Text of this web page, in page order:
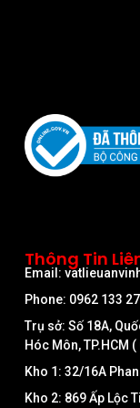
Thông Tin
Email:
Phone: 0962 133
Trụ sở: Số 18A,
Hóc Môn, TP.HCM
Kho 1: 32/16A
Kho 2: 869 Ấp Lộc